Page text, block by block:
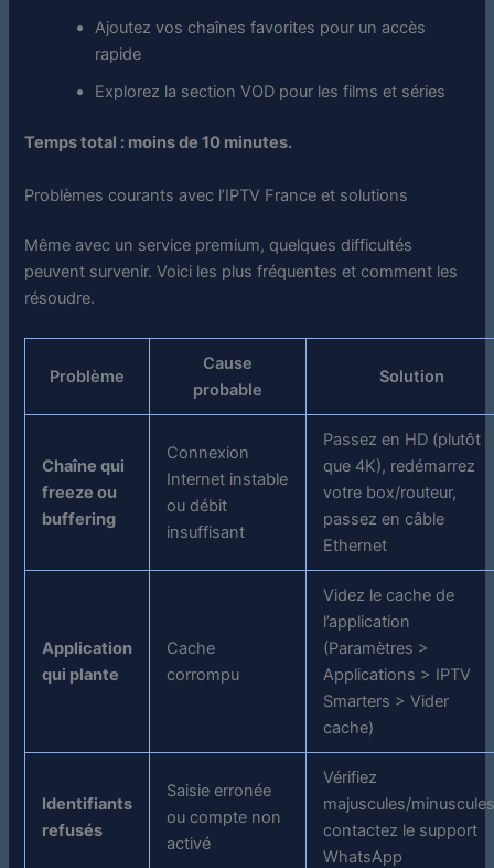
Ajoutez vos chaînes favorites pour un accès
rapide
Explorez la section VOD pour les films et séries
Temps total : moins de 10 minutes.
Problèmes courants avec l’IPTV France et solutions
Même avec un service premium, quelques difficultés
peuvent survenir. Voici les plus fréquentes et comment les
résoudre.
Problème
Cause
probable
Solution
Chaîne qui
freeze ou
buffering
Connexion
Internet instable
ou débit
insuffisant
Passez en HD (plutôt
que 4K), redémarrez
votre box/routeur,
passez en câble
Ethernet
Application
qui plante
Cache
corrompu
Videz le cache de
l’application
(Paramètres >
Applications > IPTV
Smarters > Vider
cache)
Identifiants
refusés
Saisie erronée
ou compte non
activé
Vérifiez
majuscules/
contactez le support
WhatsApp